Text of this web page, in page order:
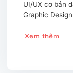
UI/UX cơ bản
Graphic
Xem thêm